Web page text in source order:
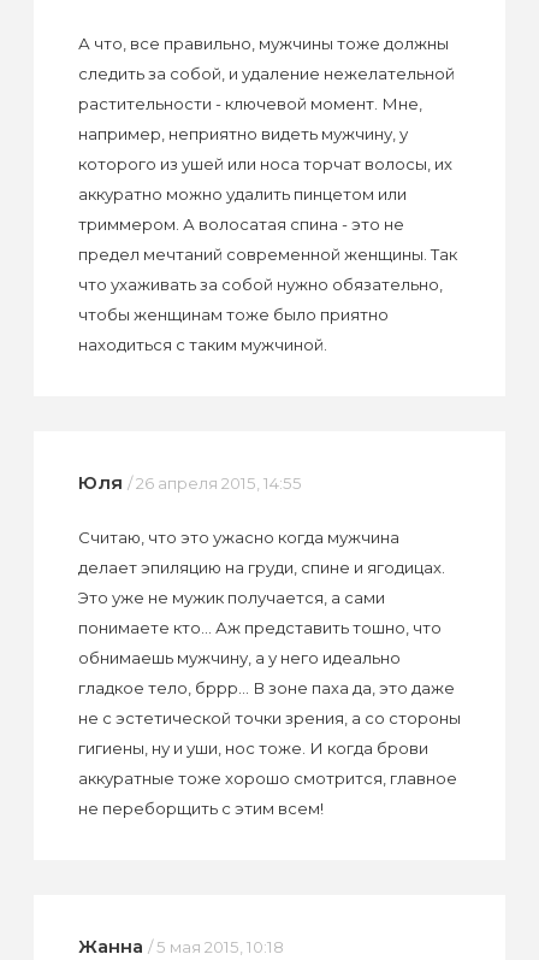
А что, все правильно, мужчины тоже должны
следить за собой, и удаление нежелательной
растительности - ключевой момент. Мне,
например, неприятно видеть мужчину, у
которого из ушей или носа торчат волосы, их
аккуратно можно удалить пинцетом или
триммером. А волосатая спина - это не
предел мечтаний современной женщины. Так
что ухаживать за собой нужно обязательно,
чтобы женщинам тоже было приятно
находиться с таким мужчиной.
Юля / 26 апреля 2015, 14:55
Считаю, что это ужасно когда мужчина
делает эпиляцию на груди, спине и ягодицах.
Это уже не мужик получается, а сами
понимаете кто... Аж представить тошно, что
обнимаешь мужчину, а у него идеально
гладкое тело, бррр... В зоне паха да, это даже
не с эстетической точки зрения, а со стороны
гигиены, ну и уши, нос тоже. И когда брови
аккуратные тоже хорошо смотрится, главное
не переборщить с этим всем!
Жанна / 5 мая 2015, 10:18